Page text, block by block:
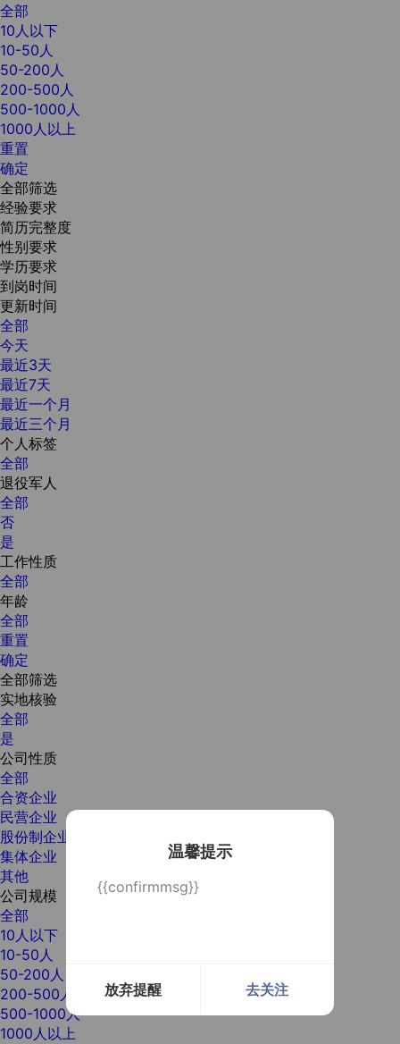
温馨提示
{{confirmmsg}}
放弃提醒 去关注
全部
10人以下
10-50人
50-200人
200-500人
500-1000人
1000人以上
重置
确定
全部筛选
经验要求
简历完整度
性别要求
学历要求
到岗时间
更新时间
全部
今天
最近3天
最近7天
最近一个月
最近三个月
个人标签
全部
退役军人
全部
否
是
工作性质
全部
年龄
全部
重置
确定
全部筛选
实地核验
全部
是
公司性质
全部
合资企业
民营企业
股份制企业
集体企业
其他
公司规模
全部
10人以下
10-50人
50-200人
200-500人
500-1000人
1000人以上